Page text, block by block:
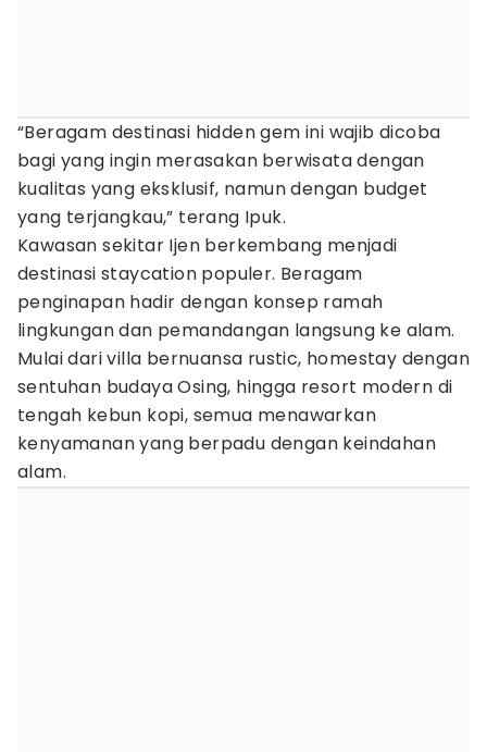
“Beragam destinasi hidden gem ini wajib dicoba
bagi yang ingin merasakan berwisata dengan
kualitas yang eksklusif, namun dengan budget
yang terjangkau,” terang Ipuk.
Kawasan sekitar Ijen berkembang menjadi
destinasi staycation populer. Beragam
penginapan hadir dengan konsep ramah
lingkungan dan pemandangan langsung ke alam.
Mulai dari villa bernuansa rustic, homestay dengan
sentuhan budaya Osing, hingga resort modern di
tengah kebun kopi, semua menawarkan
kenyamanan yang berpadu dengan keindahan
alam.